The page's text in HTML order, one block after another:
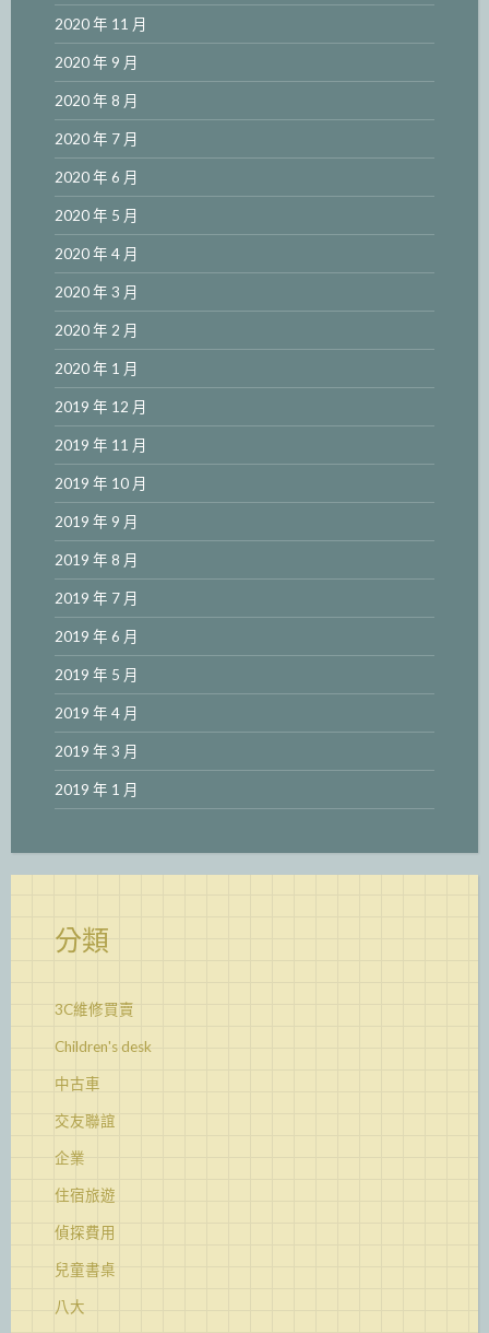
2020 年 11 月
2020 年 9 月
2020 年 8 月
2020 年 7 月
2020 年 6 月
2020 年 5 月
2020 年 4 月
2020 年 3 月
2020 年 2 月
2020 年 1 月
2019 年 12 月
2019 年 11 月
2019 年 10 月
2019 年 9 月
2019 年 8 月
2019 年 7 月
2019 年 6 月
2019 年 5 月
2019 年 4 月
2019 年 3 月
2019 年 1 月
分類
3C維修買賣
Children's desk
中古車
交友聯誼
企業
住宿旅遊
偵探費用
兒童書桌
八大